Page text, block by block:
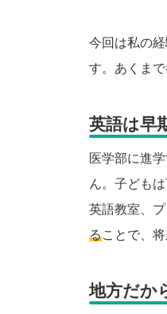
今回は私の
す。あくま
英語は早
医学部に進
ん。子ども
英語教室、
ることで、
地方だか